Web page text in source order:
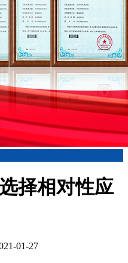
择相对性应
01-27